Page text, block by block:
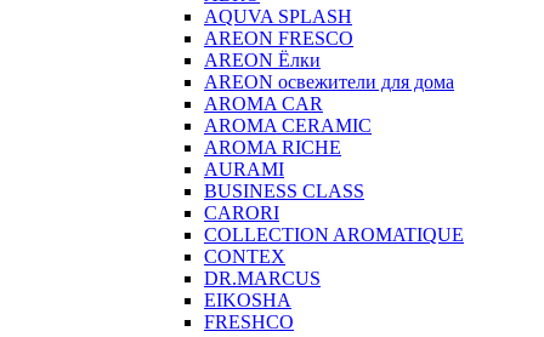
AQUVA SPLASH
AREON FRESCO
AREON Ёлки
AREON освежители для дома
AROMA CAR
AROMA CERAMIC
AROMA RICHE
AURAMI
BUSINESS CLASS
CARORI
COLLECTION AROMATIQUE
CONTEX
DR.MARCUS
EIKOSHA
FRESHCO